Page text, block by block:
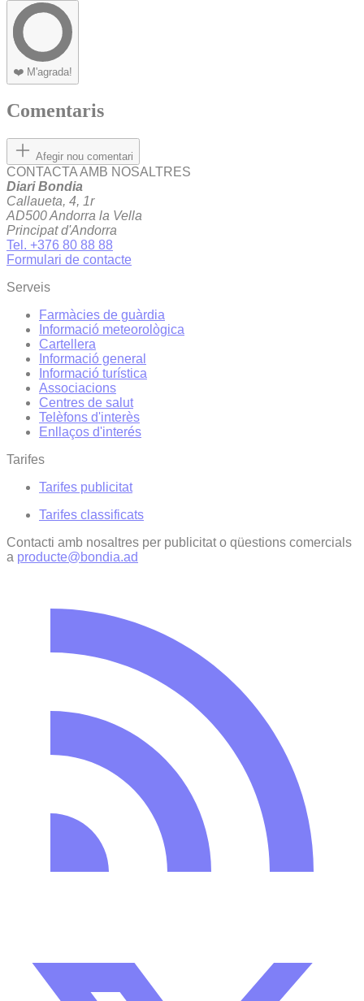
❤️ M'agrada!
Comentaris
Afegir nou comentari
CONTACTA AMB NOSALTRES
Diari Bondia
Callaueta, 4, 1r
AD500 Andorra la Vella
Principat d'Andorra
Tel. +376 80 88 88
Formulari de contacte
Serveis
Farmàcies de guàrdia
Informació meteorològica
Cartellera
Informació general
Informació turística
Associacions
Centres de salut
Telèfons d'interès
Enllaços d'interés
Tarifes
Tarifes publicitat
Tarifes classificats
Contacti amb nosaltres per publicitat o qüestions comercials
a producte@bondia.ad